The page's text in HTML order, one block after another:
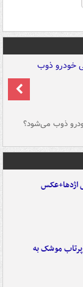
ذوب می‌شود؟
اژدها+عکس
پرتاب موشک به